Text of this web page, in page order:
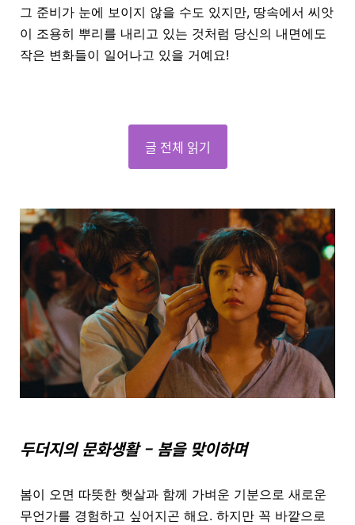
그 준비가 눈에 보이지 않을 수도 있지만, 땅속에서 씨앗
이 조용히 뿌리를 내리고 있는 것처럼 당신의 내면에도
작은 변화들이 일어나고 있을 거예요!
글 전체 읽기
두더지의 문화생활 – 봄을 맞이하며
봄이 오면 따뜻한 햇살과 함께 가벼운 기분으로 새로운
무언가를 경험하고 싶어지곤 해요. 하지만 꼭 바깥으로